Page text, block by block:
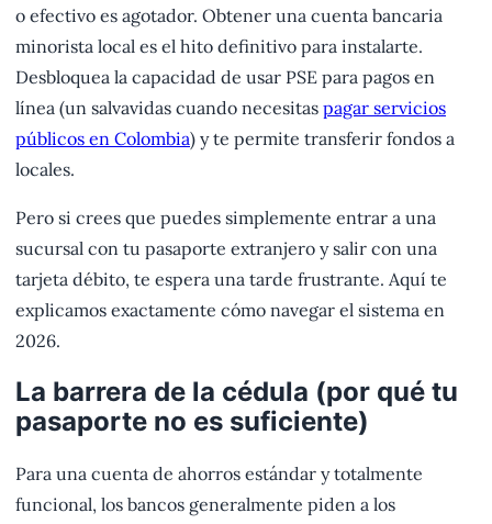
o efectivo es agotador. Obtener una cuenta bancaria
minorista local es el hito definitivo para instalarte.
Desbloquea la capacidad de usar PSE para pagos en
línea (un salvavidas cuando necesitas pagar servicios
públicos en Colombia) y te permite transferir fondos a
locales.
Pero si crees que puedes simplemente entrar a una
sucursal con tu pasaporte extranjero y salir con una
tarjeta débito, te espera una tarde frustrante. Aquí te
explicamos exactamente cómo navegar el sistema en
2026.
La barrera de la cédula (por qué tu
pasaporte no es suficiente)
Para una cuenta de ahorros estándar y totalmente
funcional, los bancos generalmente piden a los